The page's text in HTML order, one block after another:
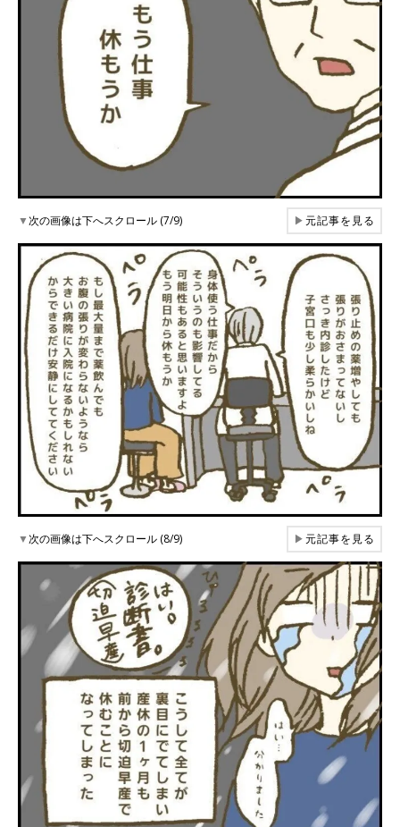
▼次の画像は下へスクロール (7/9) ▶元記事を見る
▼次の画像は下へスクロール (8/9) ▶元記事を見る